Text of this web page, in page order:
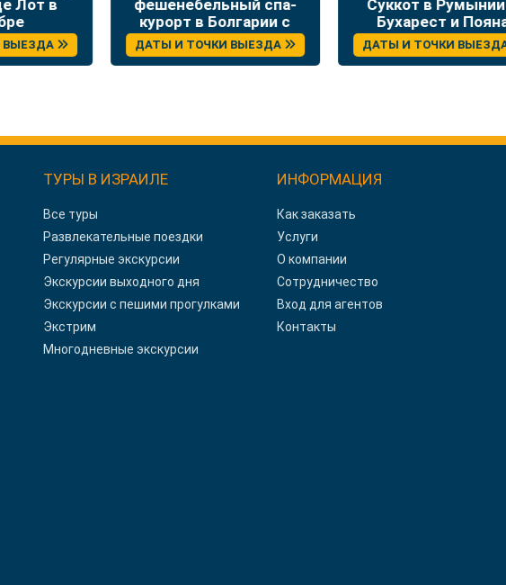
Лот в
фешенебельный спа-
курорт в Болгарии с
отдыхом и экскурсиями
ДАТЫ И ТОЧКИ ВЫЕЗДА
Суккот в Румынии в
Бухарест и Пояна
Брашов
ДАТЫ И ТОЧКИ ВЫЕЗДА
ТУРЫ В ИЗРАИЛЕ
Все туры
Развлекательные поездки
Регулярные экскурсии
Экскурсии выходного дня
Экскурсии с пешими прогулками
Экстрим
Многодневные экскурсии
ИНФОРМАЦИЯ
Как заказать
Услуги
О компании
Сотрудничество
Вход для агентов
Контакты